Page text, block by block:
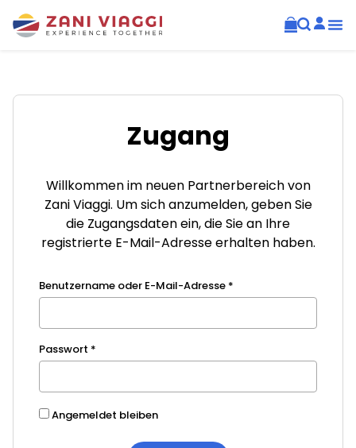
Zugang
Willkommen im neuen Partnerbereich von
Zani Viaggi. Um sich anzumelden, geben Sie
die Zugangsdaten ein, die Sie an Ihre
registrierte E-Mail-Adresse erhalten haben.
Benutzername oder E-Mail-Adresse *
Passwort *
Angemeldet bleiben